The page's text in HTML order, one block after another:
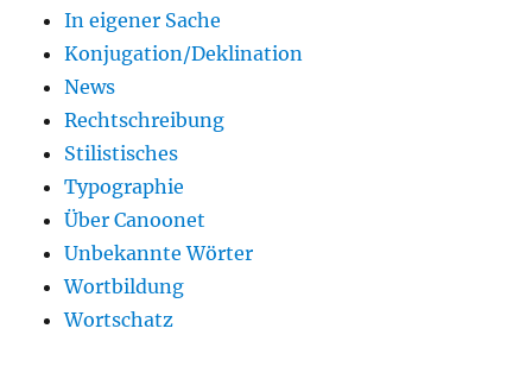
In eigener Sache
Konjugation/Deklination
News
Rechtschreibung
Stilistisches
Typographie
Über Canoonet
Unbekannte Wörter
Wortbildung
Wortschatz